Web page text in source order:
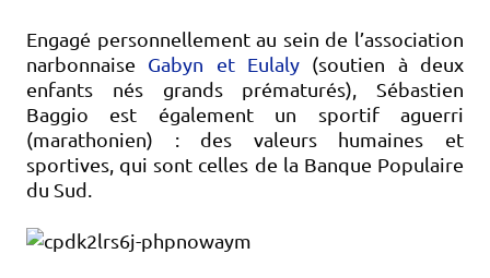
Engagé personnellement au sein de l’association
narbonnaise Gabyn et Eulaly (soutien à deux
enfants nés grands prématurés), Sébastien
Baggio est également un sportif aguerri
(marathonien) : des valeurs humaines et
sportives, qui sont celles de la Banque Populaire
du Sud.